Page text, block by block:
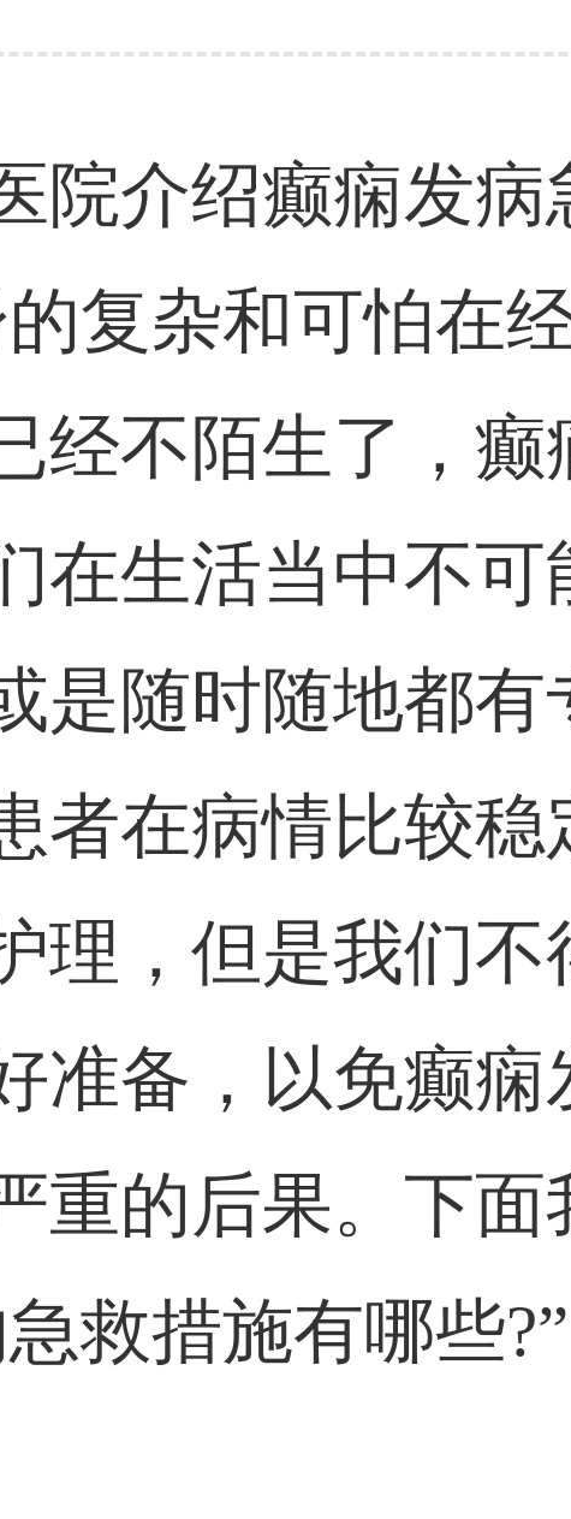
介绍癫痫发病
复杂和可怕在
经不陌生了，癫
在生活当中不
是随时随地都有
者在病情比较稳
理，但是我们
准备，以免癫
重的后果。下面
救措施有哪些?”